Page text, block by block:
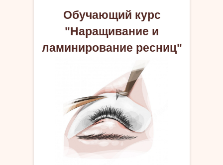
Обучающий курс
"Наращивание и
ламинирование ресниц"